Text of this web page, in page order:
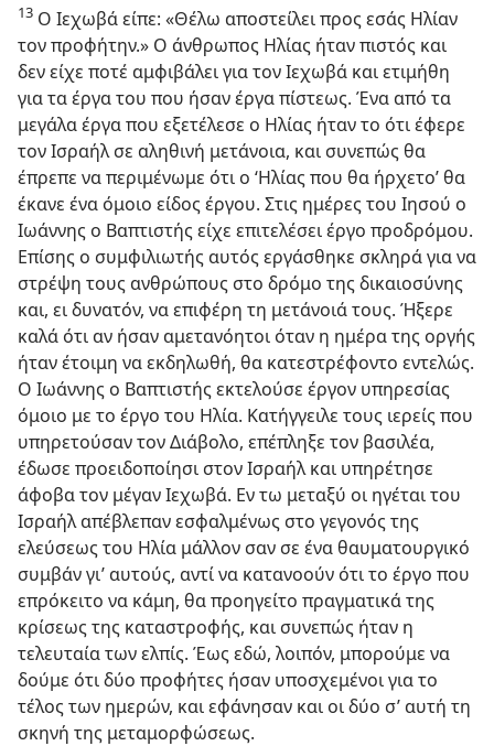
13 Ο Ιεχωβά είπε: «Θέλω αποστείλει προς εσάς Ηλίαν
τον προφήτην.» Ο άνθρωπος Ηλίας ήταν πιστός και
δεν είχε ποτέ αμφιβάλει για τον Ιεχωβά και ετιμήθη
για τα έργα του που ήσαν έργα πίστεως. Ένα από τα
μεγάλα έργα που εξετέλεσε ο Ηλίας ήταν το ότι έφερε
τον Ισραήλ σε αληθινή μετάνοια, και συνεπώς θα
έπρεπε να περιμένωμε ότι ο ‘Ηλίας που θα ήρχετο’ θα
έκανε ένα όμοιο είδος έργου. Στις ημέρες του Ιησού ο
Ιωάννης ο Βαπτιστής είχε επιτελέσει έργο προδρόμου.
Επίσης ο συμφιλιωτής αυτός εργάσθηκε σκληρά για να
στρέψη τους ανθρώπους στο δρόμο της δικαιοσύνης
και, ει δυνατόν, να επιφέρη τη μετάνοιά τους. Ήξερε
καλά ότι αν ήσαν αμετανόητοι όταν η ημέρα της οργής
ήταν έτοιμη να εκδηλωθή, θα κατεστρέφοντο εντελώς.
Ο Ιωάννης ο Βαπτιστής εκτελούσε έργον υπηρεσίας
όμοιο με το έργο του Ηλία. Κατήγγειλε τους ιερείς που
υπηρετούσαν τον Διάβολο, επέπληξε τον βασιλέα,
έδωσε προειδοποίησι στον Ισραήλ και υπηρέτησε
άφοβα τον μέγαν Ιεχωβά. Εν τω μεταξύ οι ηγέται του
Ισραήλ απέβλεπαν εσφαλμένως στο γεγονός της
ελεύσεως του Ηλία μάλλον σαν σε ένα θαυματουργικό
συμβάν γι’ αυτούς, αντί να κατανοούν ότι το έργο που
επρόκειτο να κάμη, θα προηγείτο πραγματικά της
κρίσεως της καταστροφής, και συνεπώς ήταν η
τελευταία των ελπίς. Έως εδώ, λοιπόν, μπορούμε να
δούμε ότι δύο προφήτες ήσαν υποσχεμένοι για το
τέλος των ημερών, και εφάνησαν και οι δύο σ’ αυτή τη
σκηνή της μεταμορφώσεως.